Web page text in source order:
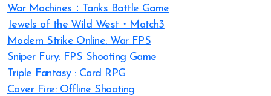
War Machines：Tanks Battle Game
Jewels of the Wild West・Match3
Modern Strike Online: War FPS
Sniper Fury: FPS Shooting Game
Triple Fantasy : Card RPG
Cover Fire: Offline Shooting